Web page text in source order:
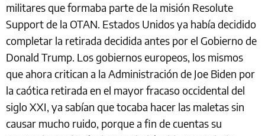
militares que formaba parte de la misión Resolute
Support de la OTAN. Estados Unidos ya había decidido
completar la retirada decidida antes por el Gobierno de
Donald Trump. Los gobiernos europeos, los mismos
que ahora critican a la Administración de Joe Biden por
la caótica retirada en el mayor fracaso occidental del
siglo XXI, ya sabían que tocaba hacer las maletas sin
causar mucho ruido, porque a fin de cuentas su